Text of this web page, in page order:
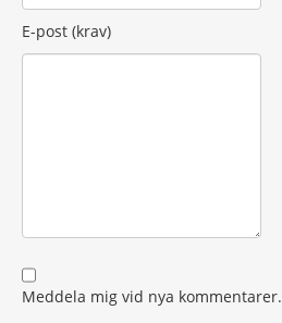
E-post (krav)
Meddela mig vid nya kommentarer.